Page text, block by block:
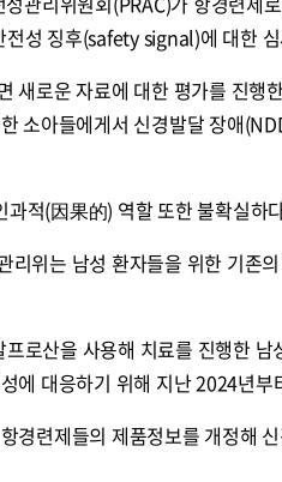
성 징후(safety signal)에 대한
새로운 자료에 대한 평가를 진행
소아들에게서 신경발달 장애
적(因果的) 역할 또한 불확실하
리위는 남성 환자들을 위한 기존
로산을 사용해 치료를 진행한
에 대응하기 위해 지난 2024년부
경련제들의 제품정보를 개정해